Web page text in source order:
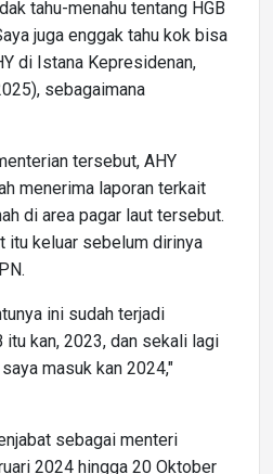
tahu-menahu tentang HGB
juga enggak tahu kok bisa
di Istana Kepresidenan,
sebagaimana
tersebut, AHY
menerima laporan terkait
di area pagar laut tersebut.
itu keluar sebelum dirinya
ini sudah terjadi
itu kan, 2023, dan sekali lagi
masuk kan 2024,"
sebagai menteri
2024 hingga 20 Oktober